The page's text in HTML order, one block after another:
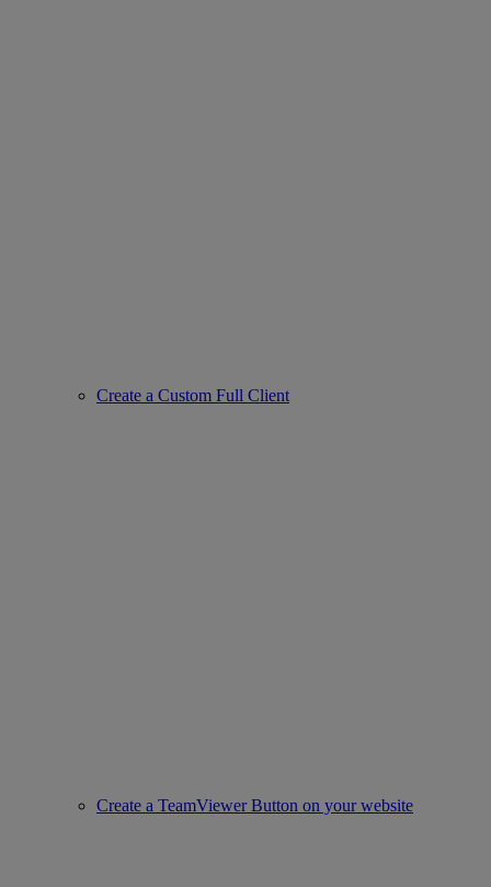
Create a Custom Full Client
Create a TeamViewer Button on your website